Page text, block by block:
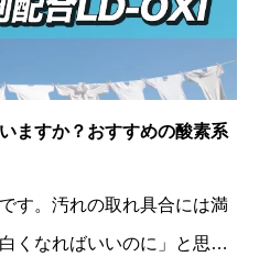
ますか？おすすめの酸素系
す。汚れの取れ具合には満
くなればいいのに」と思っ